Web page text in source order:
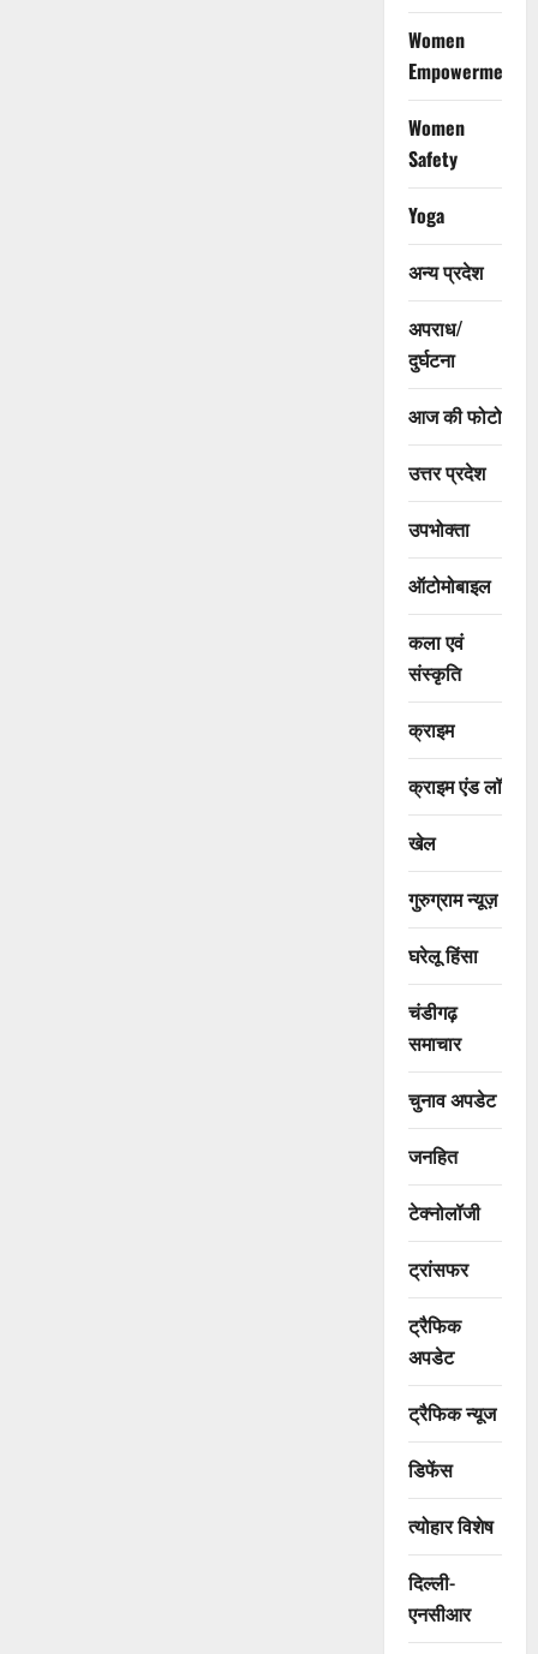
Women
Empowerment
Women
Safety
Yoga
अन्य प्रदेश
अपराध/
दुर्घटना
आज की फोटो
उत्तर प्रदेश
उपभोक्ता
ऑटोमोबाइल
कला एवं
संस्कृति
क्राइम
क्राइम एंड लॉ
खेल
गुरुग्राम न्यूज़
घरेलू हिंसा
चंडीगढ़
समाचार
चुनाव अपडेट
जनहित
टेक्नोलॉजी
ट्रांसफर
ट्रैफिक
अपडेट
ट्रैफिक न्यूज
डिफेंस
त्योहार विशेष
दिल्ली-
एनसीआर